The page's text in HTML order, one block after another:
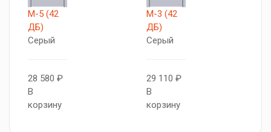
М-5 (42
ДБ)
Серый
28 580 ₽
В
корзину
М-3 (42
ДБ)
Серый
29 110 ₽
В
корзину